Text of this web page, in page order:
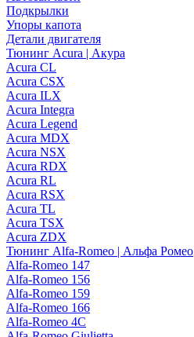
Подкрылки
Упоры капота
Детали двигателя
Тюнинг Acura | Акура
Acura CL
Acura CSX
Acura ILX
Acura Integra
Acura Legend
Acura MDX
Acura NSX
Acura RDX
Acura RL
Acura RSX
Acura TL
Acura TSX
Acura ZDX
Тюнинг Alfa-Romeo | Альфа Ромео
Alfa-Romeo 147
Alfa-Romeo 156
Alfa-Romeo 159
Alfa-Romeo 166
Alfa-Romeo 4C